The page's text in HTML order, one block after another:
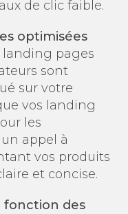
de clic faible.
optimisées
landing pages
sont
sur votre
vos landing
les
appel à
vos produits
et concise.
fonction des